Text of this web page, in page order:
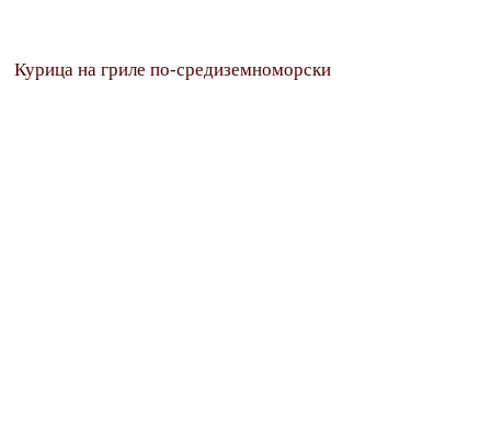
Курица на гриле по-средиземноморски